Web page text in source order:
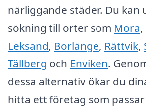
närliggande städer. Du kan
sökning till orter som Mora,
Leksand, Borlänge, Rättvik,
Tällberg och Enviken.
dessa alternativ ökar du
hitta ett företag som